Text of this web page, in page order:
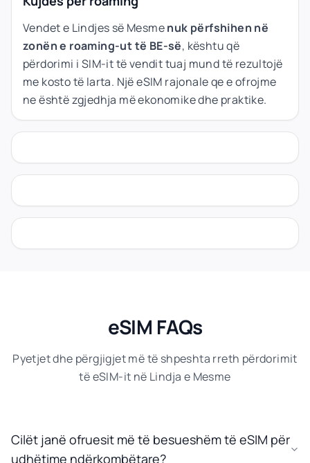
Vendet e Lindjes së Mesmenuk përfshihen në
zonën e roaming-ut të BE-së, kështu që
përdorimi i SIM-it të vendit tuaj mund të rezultojë
me kosto të larta. Një eSIM rajonale qe e ofrojme
ne është zgjedhja më ekonomike dhe praktike.
eSIM FAQs
Pyetjet dhe përgjigjet më të shpeshta rreth përdorimit
të eSIM-it në Lindja e Mesme
Cilët janë ofruesit më të besueshëm të eSIM për
udhëtime ndërkombëtare?